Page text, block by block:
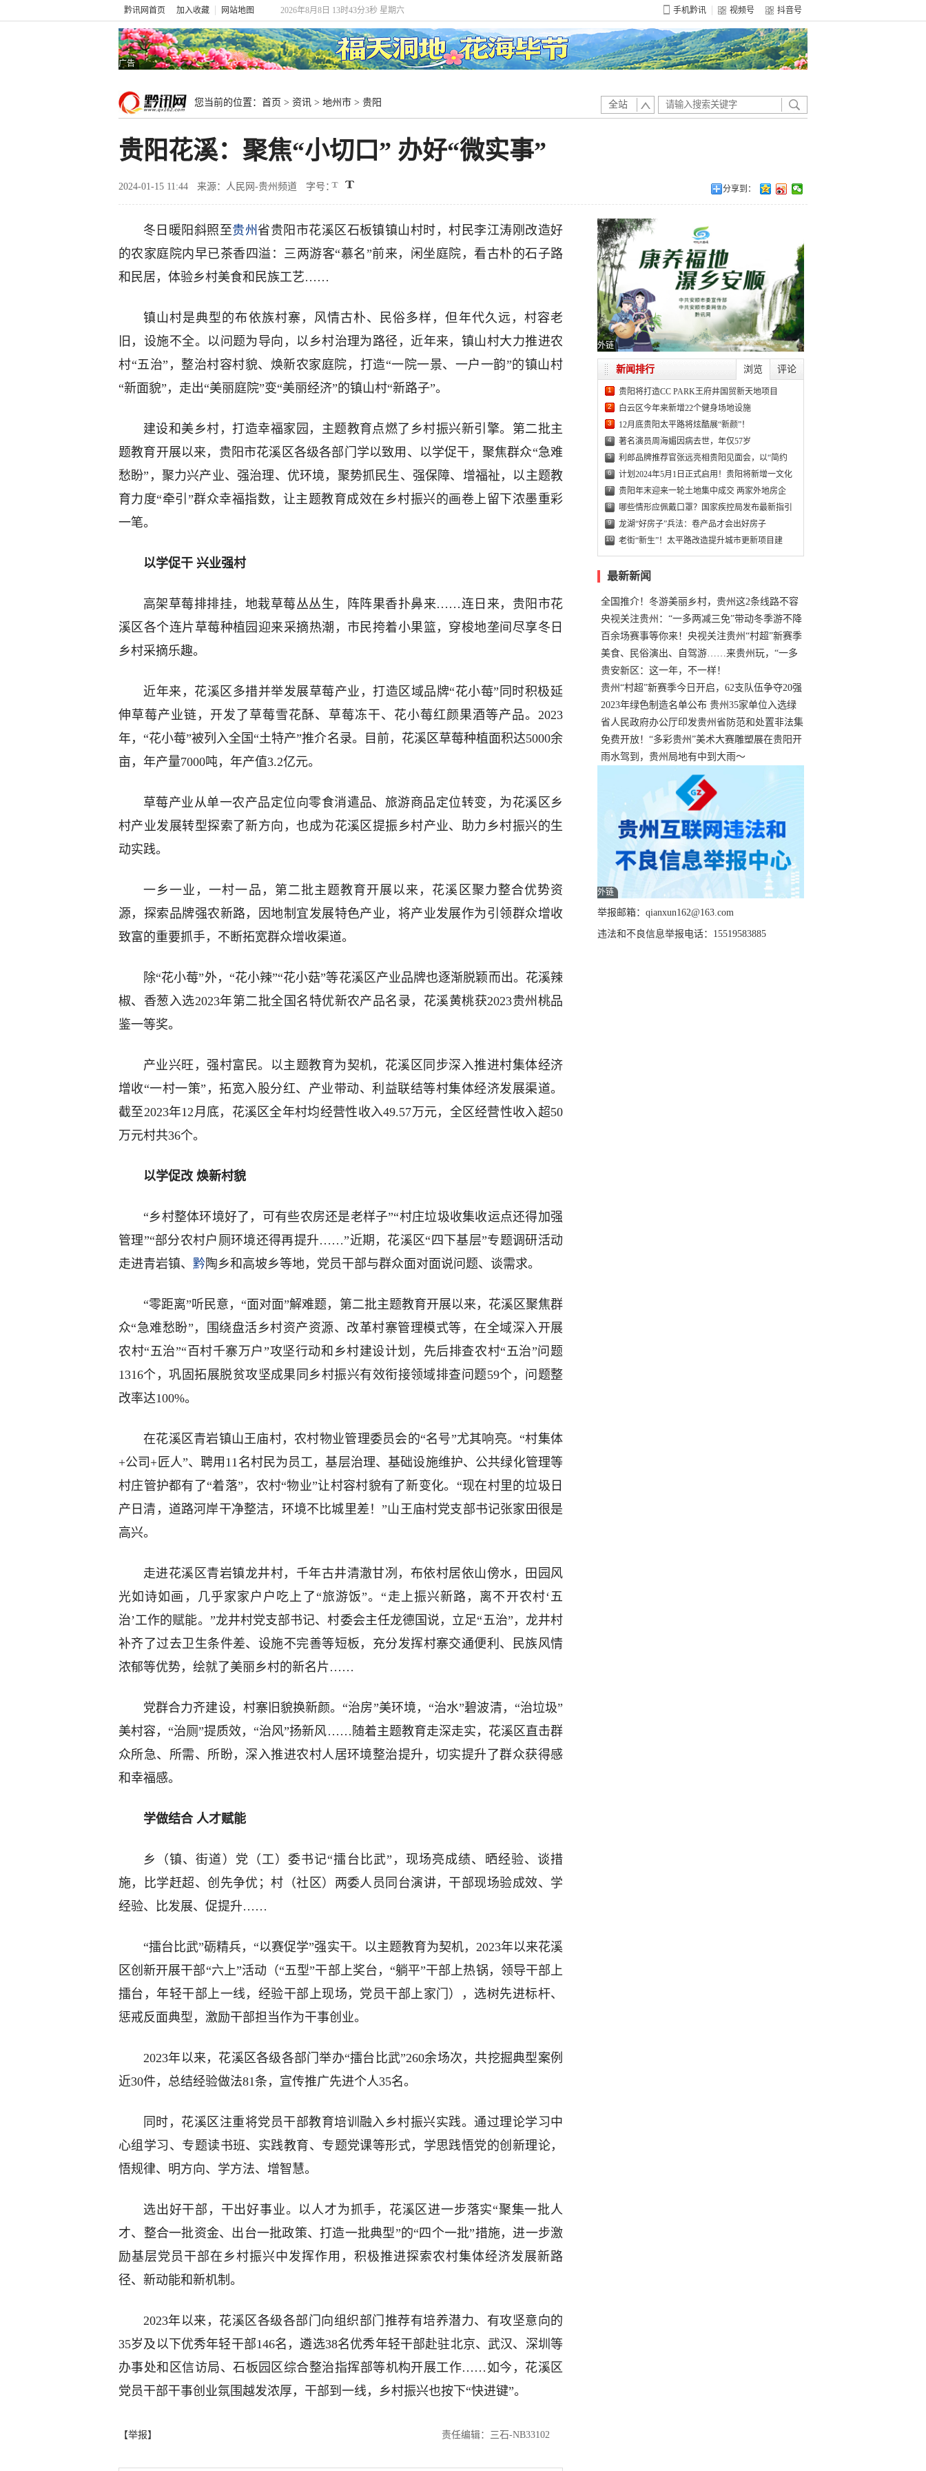
黔讯网首页 加入收藏 网站地图 2026年8月8日 13时43分4秒 星期六 手机黔讯 视频号 抖音号
广告
您当前的位置： 首页 > 资讯 > 地州市 > 贵阳 全站
贵阳花溪：聚焦“小切口” 办好“微实事”
2024-01-15 11:44 来源：人民网-贵州频道 字号： 分享到：
冬日暖阳斜照至贵州省贵阳市花溪区石板镇镇山村时，村民李江涛刚改造好
的农家庭院内早已茶香四溢：三两游客“慕名”前来，闲坐庭院，看古朴的石子路
和民居，体验乡村美食和民族工艺……
镇山村是典型的布依族村寨，风情古朴、民俗多样，但年代久远，村容老
旧，设施不全。以问题为导向，以乡村治理为路径，近年来，镇山村大力推进农
村“五治”，整治村容村貌、焕新农家庭院，打造“一院一景、一户一韵”的镇山村
“新面貌”，走出“美丽庭院”变“美丽经济”的镇山村“新路子”。
建设和美乡村，打造幸福家园，主题教育点燃了乡村振兴新引擎。第二批主
题教育开展以来，贵阳市花溪区各级各部门学以致用、以学促干，聚焦群众“急难
愁盼”，聚力兴产业、强治理、优环境，聚势抓民生、强保障、增福祉，以主题教
育力度“牵引”群众幸福指数，让主题教育成效在乡村振兴的画卷上留下浓墨重彩
一笔。
以学促干 兴业强村
高架草莓排排挂，地栽草莓丛丛生，阵阵果香扑鼻来……连日来，贵阳市花
溪区各个连片草莓种植园迎来采摘热潮，市民挎着小果篮，穿梭地垄间尽享冬日
乡村采摘乐趣。
近年来，花溪区多措并举发展草莓产业，打造区域品牌“花小莓”同时积极延
伸草莓产业链，开发了草莓雪花酥、草莓冻干、花小莓红颜果酒等产品。2023
年，“花小莓”被列入全国“土特产”推介名录。目前，花溪区草莓种植面积达5000余
亩，年产量7000吨，年产值3.2亿元。
草莓产业从单一农产品定位向零食消遣品、旅游商品定位转变，为花溪区乡
村产业发展转型探索了新方向，也成为花溪区提振乡村产业、助力乡村振兴的生
动实践。
一乡一业，一村一品，第二批主题教育开展以来，花溪区聚力整合优势资
源，探索品牌强农新路，因地制宜发展特色产业，将产业发展作为引领群众增收
致富的重要抓手，不断拓宽群众增收渠道。
除“花小莓”外，“花小辣”“花小菇”等花溪区产业品牌也逐渐脱颖而出。花溪辣
椒、香葱入选2023年第二批全国名特优新农产品名录，花溪黄桃获2023贵州桃品
鉴一等奖。
产业兴旺，强村富民。以主题教育为契机，花溪区同步深入推进村集体经济
增收“一村一策”，拓宽入股分红、产业带动、利益联结等村集体经济发展渠道。
截至2023年12月底，花溪区全年村均经营性收入49.57万元，全区经营性收入超50
万元村共36个。
以学促改 焕新村貌
“乡村整体环境好了，可有些农房还是老样子”“村庄垃圾收集收运点还得加强
管理”“部分农村户厕环境还得再提升……”近期，花溪区“四下基层”专题调研活动
走进青岩镇、 黔 陶乡和高坡乡等地，党员干部与群众面对面说问题、谈需求。
“零距离”听民意，“面对面”解难题，第二批主题教育开展以来，花溪区聚焦群
众“急难愁盼”，围绕盘活乡村资产资源、改革村寨管理模式等，在全域深入开展
农村“五治”“百村千寨万户”攻坚行动和乡村建设计划，先后排查农村“五治”问题
1316个，巩固拓展脱贫攻坚成果同乡村振兴有效衔接领域排查问题59个，问题整
改率达100%。
在花溪区青岩镇山王庙村，农村物业管理委员会的“名号”尤其响亮。“村集体
+公司+匠人”、聘用11名村民为员工，基层治理、基础设施维护、公共绿化管理等
村庄管护都有了“着落”，农村“物业”让村容村貌有了新变化。“现在村里的垃圾日
产日清，道路河岸干净整洁，环境不比城里差！”山王庙村党支部书记张家田很是
高兴。
走进花溪区青岩镇龙井村，千年古井清澈甘冽，布依村居依山傍水，田园风
光如诗如画，几乎家家户户吃上了“旅游饭”。“走上振兴新路，离不开农村‘五
治’工作的赋能。”龙井村党支部书记、村委会主任龙德国说，立足“五治”，龙井村
补齐了过去卫生条件差、设施不完善等短板，充分发挥村寨交通便利、民族风情
浓郁等优势，绘就了美丽乡村的新名片……
党群合力齐建设，村寨旧貌换新颜。“治房”美环境，“治水”碧波清，“治垃圾”
美村容，“治厕”提质效，“治风”扬新风……随着主题教育走深走实，花溪区直击群
众所急、所需、所盼，深入推进农村人居环境整治提升，切实提升了群众获得感
和幸福感。
学做结合 人才赋能
乡（镇、街道）党（工）委书记“擂台比武”，现场亮成绩、晒经验、谈措
施，比学赶超、创先争优；村（社区）两委人员同台演讲，干部现场验成效、学
经验、比发展、促提升……
“擂台比武”砺精兵，“以赛促学”强实干。以主题教育为契机，2023年以来花溪
区创新开展干部“六上”活动（“五型”干部上奖台，“躺平”干部上热锅，领导干部上
擂台，年轻干部上一线，经验干部上现场，党员干部上家门），选树先进标杆、
惩戒反面典型，激励干部担当作为干事创业。
2023年以来，花溪区各级各部门举办“擂台比武”260余场次，共挖掘典型案例
近30件，总结经验做法81条，宣传推广先进个人35名。
同时，花溪区注重将党员干部教育培训融入乡村振兴实践。通过理论学习中
心组学习、专题读书班、实践教育、专题党课等形式，学思践悟党的创新理论，
悟规律、明方向、学方法、增智慧。
选出好干部，干出好事业。以人才为抓手，花溪区进一步落实“聚集一批人
才、整合一批资金、出台一批政策、打造一批典型”的“四个一批”措施，进一步激
励基层党员干部在乡村振兴中发挥作用，积极推进探索农村集体经济发展新路
径、新动能和新机制。
2023年以来，花溪区各级各部门向组织部门推荐有培养潜力、有攻坚意向的
35岁及以下优秀年轻干部146名，遴选38名优秀年轻干部赴驻北京、武汉、深圳等
办事处和区信访局、石板园区综合整治指挥部等机构开展工作……如今，花溪区
党员干部干事创业氛围越发浓厚，干部到一线，乡村振兴也按下“快进键”。
【举报】 责任编辑：三石-NB33102
外链
浏览 评论
新闻排行
1 贵阳将打造CC PARK王府井国贸新天地项目
2 白云区今年来新增22个健身场地设施
3 12月底贵阳太平路将炫酷展“新颜”！
4 著名演员周海媚因病去世，年仅57岁
5 利郎品牌推荐官张远亮相贵阳见面会，以“简约
6 计划2024年5月1日正式启用！贵阳将新增一文化
7 贵阳年末迎来一轮土地集中成交 两家外地房企
8 哪些情形应佩戴口罩？国家疾控局发布最新指引
9 龙湖“好房子”兵法：卷产品才会出好房子
10 老街“新生”！太平路改造提升城市更新项目建
最新新闻
全国推介！冬游美丽乡村，贵州这2条线路不容
错过
央视关注贵州：“一多两减三免”带动冬季游不降
温
百余场赛事等你来！央视关注贵州“村超”新赛季
正式“打响”
美食、民俗演出、自驾游……来贵州玩，“一多
两减三免”！
贵安新区：这一年，不一样！
贵州“村超”新赛季今日开启，62支队伍争夺20强
名额
2023年绿色制造名单公布 贵州35家单位入选绿
色工厂
省人民政府办公厅印发贵州省防范和处置非法集
资工作实施细则
免费开放！“多彩贵州”美术大赛雕塑展在贵阳开
展，持续至1月19日
雨水驾到，贵州局地有中到大雨～
外链
举报邮箱：qianxun162@163.com
违法和不良信息举报电话：15519583885